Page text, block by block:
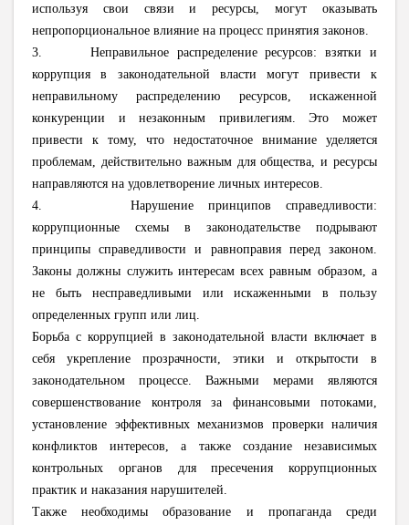
используя свои связи и ресурсы, могут оказывать
непропорциональное влияние на процесс принятия законов.
3. Неправильное распределение ресурсов: взятки и
коррупция в законодательной власти могут привести к
неправильному распределению ресурсов, искаженной
конкуренции и незаконным привилегиям. Это может
привести к тому, что недостаточное внимание уделяется
проблемам, действительно важным для общества, и ресурсы
направляются на удовлетворение личных интересов.
4. Нарушение принципов справедливости:
коррупционные схемы в законодательстве подрывают
принципы справедливости и равноправия перед законом.
Законы должны служить интересам всех равным образом, а
не быть несправедливыми или искаженными в пользу
определенных групп или лиц.
Борьба с коррупцией в законодательной власти включает в
себя укрепление прозрачности, этики и открытости в
законодательном процессе. Важными мерами являются
совершенствование контроля за финансовыми потоками,
установление эффективных механизмов проверки наличия
конфликтов интересов, а также создание независимых
контрольных органов для пресечения коррупционных
практик и наказания нарушителей.
Также необходимы образование и пропаганда среди